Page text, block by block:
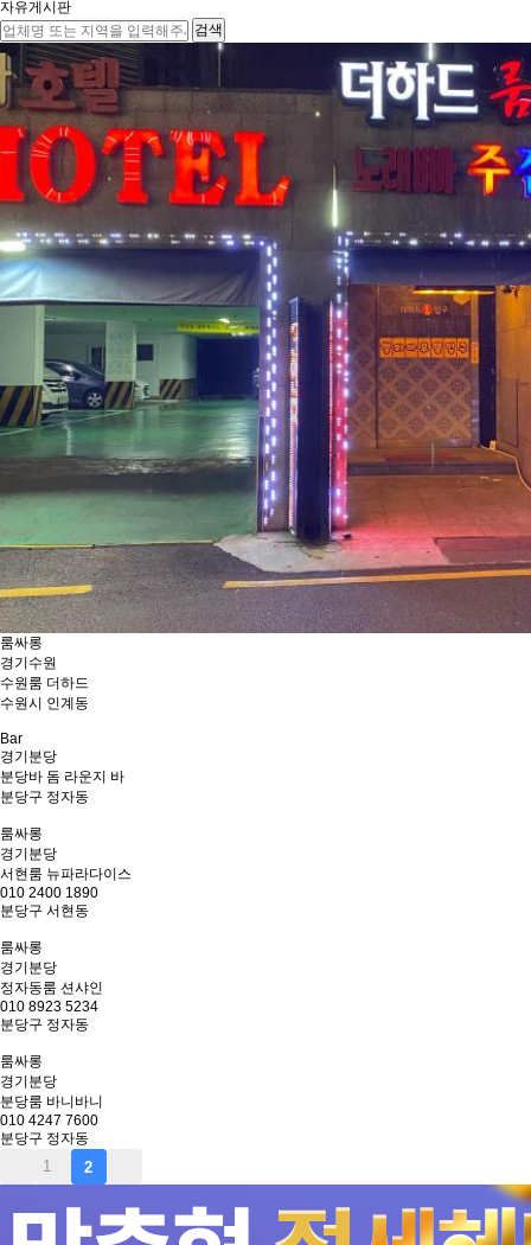
자유게시판
룸싸롱
경기 수원
수원룸 더하드
수원시 인계동
Bar
경기 분당
분당바 돔 라운지 바
분당구 정자동
룸싸롱
경기 분당
서현룸 뉴파라다이스
010 2400 1890
분당구 서현동
룸싸롱
경기 분당
정자동룸 션샤인
010 8923 5234
분당구 정자동
룸싸롱
경기 분당
분당룸 바니바니
010 4247 7600
분당구 정자동
1 2